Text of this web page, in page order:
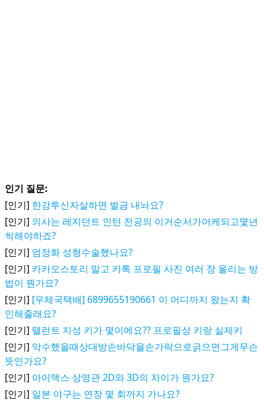
인기 질문:
[인기] 한강투신자살하면 벌금 내놔요?
[인기] 의사는 레지던트 인턴 전공의 이거순서가어케되고몇년
씩해야하죠?
[인기] 엄정화 성형수술했나요?
[인기] 카카오스토리 말고 카톡 프로필 사진 여러 장 올리는 방
법이 뭔가요?
[인기] [우체국택배] 6899655190661 이 어디까지 왔는지 확
인해줄래요?
[인기] 탤런트 지성 키가 몇이에요?? 프로필상 키랑 실제키
[인기] 악수했을때상대방손바닥을손가락으로긁으면그게무슨
뜻인가요?
[인기] 아이맥스 상영관 2D와 3D의 차이가 뭔가요?
[인기] 일본 야구는 연장 몇 회까지 가나요?